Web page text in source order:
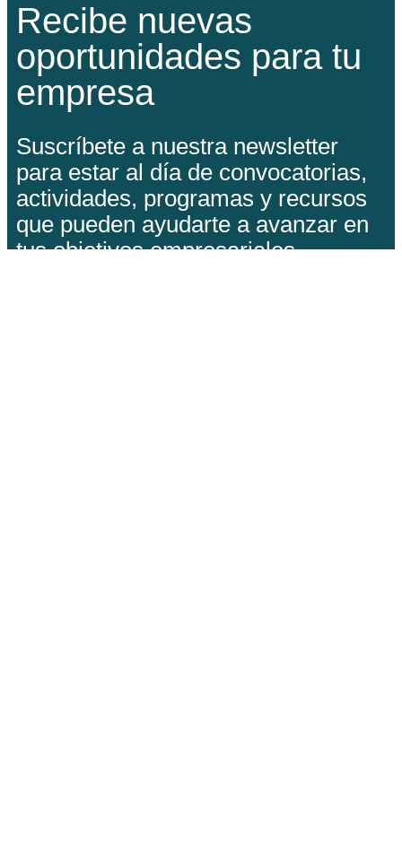
Recibe nuevas
oportunidades para tu
empresa
Suscríbete a nuestra newsletter
para estar al día de convocatorias,
actividades, programas y recursos
que pueden ayudarte a avanzar en
tus objetivos empresariales.